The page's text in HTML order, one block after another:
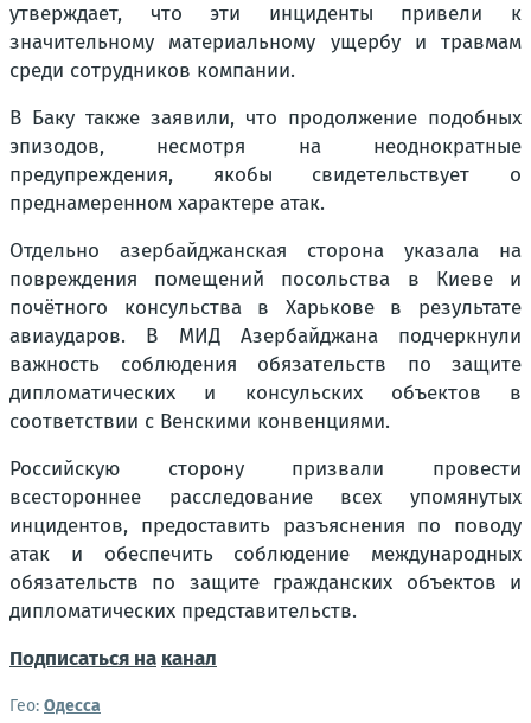
утверждает, что эти инциденты привели к
значительному материальному ущербу и травмам
среди сотрудников компании.
В Баку также заявили, что продолжение подобных
эпизодов, несмотря на неоднократные
предупреждения, якобы свидетельствует о
преднамеренном характере атак.
Отдельно азербайджанская сторона указала на
повреждения помещений посольства в Киеве и
почётного консульства в Харькове в результате
авиаударов. В МИД Азербайджана подчеркнули
важность соблюдения обязательств по защите
дипломатических и консульских объектов в
соответствии с Венскими конвенциями.
Российскую сторону призвали провести
всестороннее расследование всех упомянутых
инцидентов, предоставить разъяснения по поводу
атак и обеспечить соблюдение международных
обязательств по защите гражданских объектов и
дипломатических представительств.
Подписаться на канал
Гео: Одесса